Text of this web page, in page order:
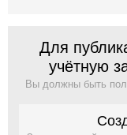
Для
учётную
Вы должны быть